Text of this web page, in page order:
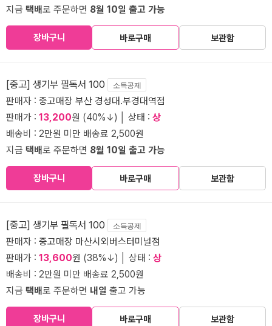
지금 택배로 주문하면 8월 10일 출고 가능
장바구니 바로구매 보관함
[중고] 생기부 필독서 100 소득공제
판매자 : 중고매장 부산 경성대.부경대역점
판매가 : 13,200원 (40%↓) │ 상태 : 상
배송비 : 2만원 미만 배송료 2,500원
지금 택배로 주문하면 8월 10일 출고 가능
장바구니 바로구매 보관함
[중고] 생기부 필독서 100 소득공제
판매자 : 중고매장 마산시외버스터미널점
판매가 : 13,600원 (38%↓) │ 상태 : 상
배송비 : 2만원 미만 배송료 2,500원
지금 택배로 주문하면 내일 출고 가능
장바구니 바로구매 보관함